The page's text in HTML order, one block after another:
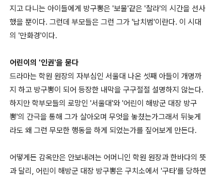
지고 다니는 아이들에게 방구뽕은 '보물'같은 '찰라'의 시간을 선사
했을 뿐이다. 그런데 부모들은 그런 그가 '납치범'이란다. 이 시대
의 '만화경'이다.
어린이의 '인권'을 묻다
드라마는 학원 원장의 자부심인 서울대 나온 셋째 아들이 개명까
지 하고 방구뽕이 되어 등장한 내막을 구구절절 설명하지 않는다.
하지만 학부모들의 로망인 '서울대'와 '어린이 해방군 대장 방구
뽕'의 간극을 통해 그가 살아오며 무엇을 놓쳤는가그래서 뒤늦게
라도 왜 그런 무모한 행동을 하게 되었는가를 짚어보게 만든다.
어떻게든 감옥만은 안보내려는 어머니인 학원 원장과 한바다의 뜻
과 달리, 어린이 해방군 대장 방구뽕은 구치소에서 '구타'를 당하면